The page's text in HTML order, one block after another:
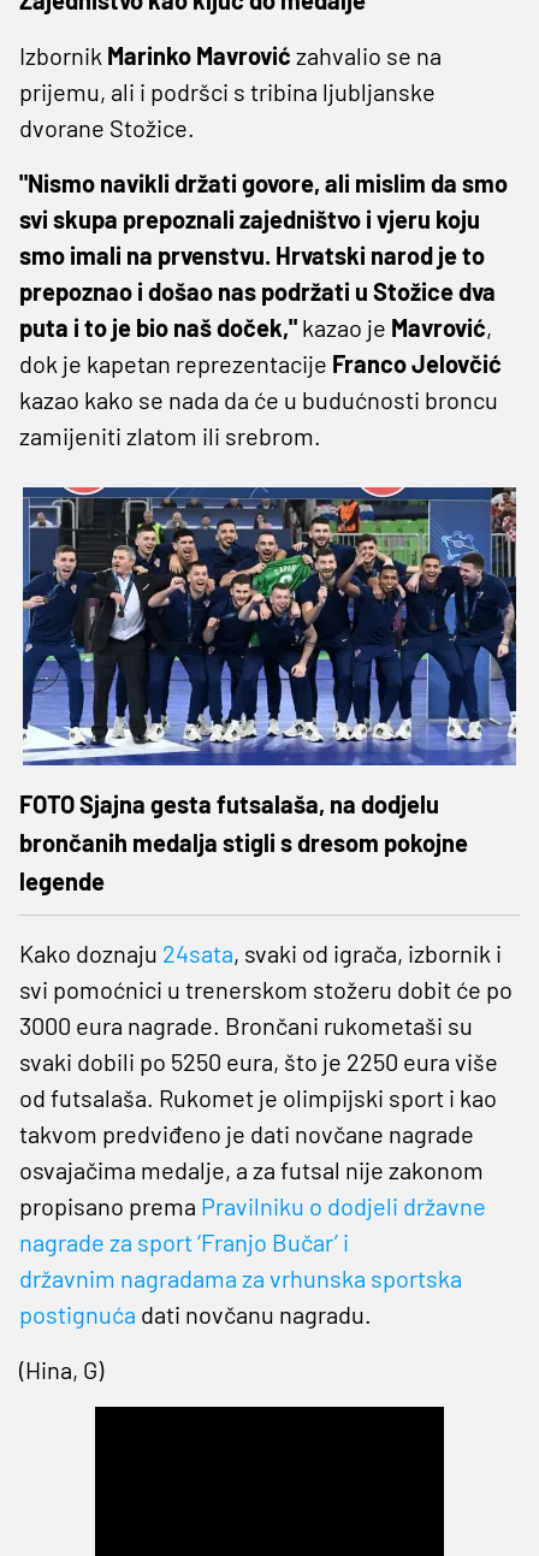
Izbornik Marinko Mavrović zahvalio se na
prijemu, ali i podršci s tribina ljubljanske
dvorane Stožice.
"Nismo navikli držati govore, ali mislim da smo
svi skupa prepoznali zajedništvo i vjeru koju
smo imali na prvenstvu. Hrvatski narod je to
prepoznao i došao nas podržati u Stožice dva
puta i to je bio naš doček," kazao je Mavrović,
dok je kapetan reprezentacije Franco Jelovčić
kazao kako se nada da će u budućnosti broncu
zamijeniti zlatom ili srebrom.
FOTO Sjajna gesta futsalaša, na dodjelu
brončanih medalja stigli s dresom pokojne
legende
Kako doznaju 24sata, svaki od igrača, izbornik i
svi pomoćnici u trenerskom stožeru dobit će po
3000 eura nagrade. Brončani rukometaši su
svaki dobili po 5250 eura, što je 2250 eura više
od futsalaša. Rukomet je olimpijski sport i kao
takvom predviđeno je dati novčane nagrade
osvajačima medalje, a za futsal nije zakonom
propisano prema Pravilniku o dodjeli državne
nagrade za sport ‘Franjo Bučar’ i
državnim nagradama za vrhunska sportska
postignuća dati novčanu nagradu.
(Hina, G)